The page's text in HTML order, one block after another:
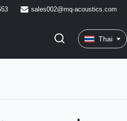
sales002@mq-acoustics.com
Thai